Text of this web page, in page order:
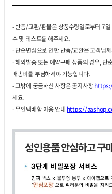
- 반품/교환/환불은 상품수령일로부터 7
수 및 테스트를 해주세요.
- 단순변심으로 인한 반품/교환은 고객님
- 해외발송 또는 예약구매 상품의 경우, 단
배송비를 부담하셔야 가능합니다.
- 그밖에 궁금하신 사항은 공지사항
세요.
- 무인택배함 이용 안내 https://